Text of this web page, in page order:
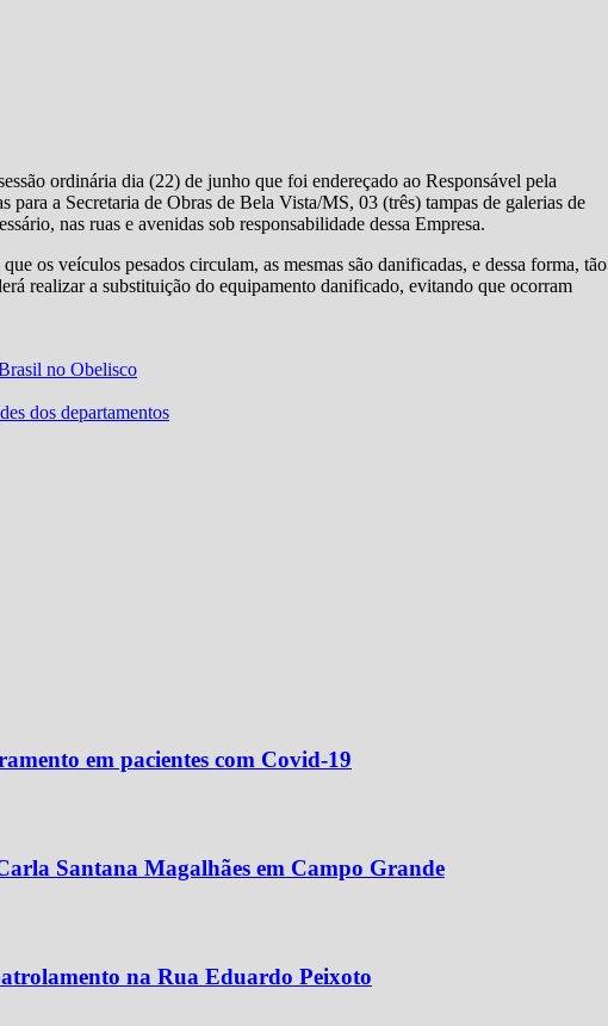
ordinária dia (22) de junho que foi endereçado ao Responsável pela
a Secretaria de Obras de Bela Vista/MS, 03 (três) tampas de galerias de
nas ruas e avenidas sob responsabilidade dessa Empresa.
os veículos pesados circulam, as mesmas são danificadas, e dessa forma, tão
realizar a substituição do equipamento danificado, evitando que ocorram
no Obelisco
dos departamentos
em pacientes com Covid-19
Santana Magalhães em Campo Grande
na Rua Eduardo Peixoto